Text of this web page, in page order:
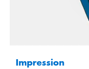
Impression